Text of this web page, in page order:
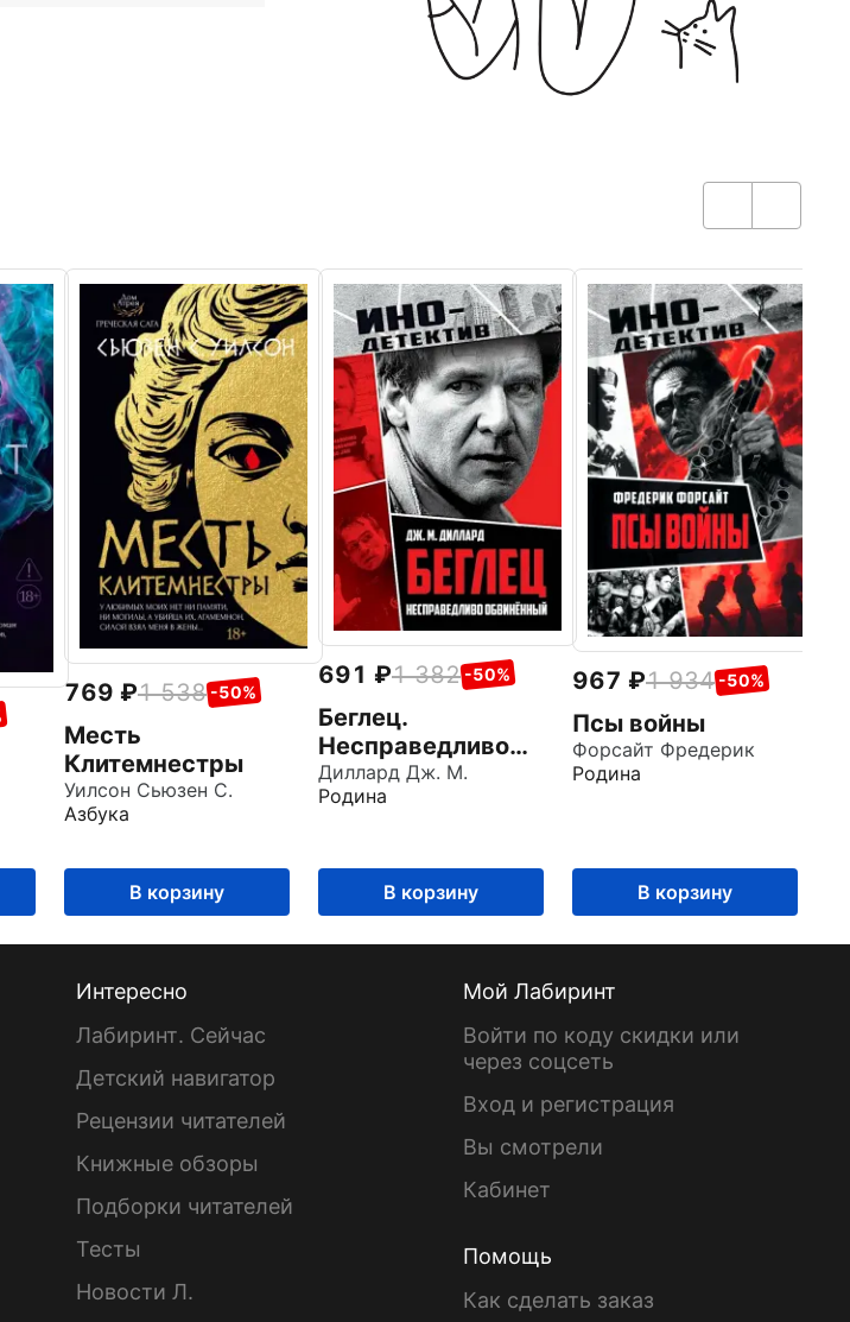
769 1 538 -50%
Месть
Клитемнестры
Уилсон Сьюзен С.
Азбука
В корзину
691 1 382 -50%
Беглец.
Несправедливо
обвиненный
Диллард Дж. М.
Родина
В корзину
967 1 934 -50%
Псы войны
Форсайт Фредерик
Родина
В корзину
Интересно
Лабиринт. Сейчас
Детский навигатор
Рецензии читателей
Книжные обзоры
Подборки читателей
Тесты
Новости Л.
Мой Лабиринт
Войти по коду скидки или
через соцсеть
Вход и регистрация
Вы смотрели
Кабинет
Помощь
Как сделать заказ